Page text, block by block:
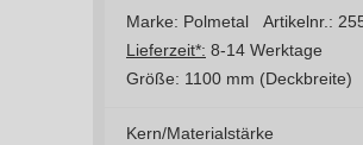
Marke: Polmetal Artikelnr.:
Lieferzeit*: 8-14 Werktage
Größe: 1100 mm (Deckbreite)
Kern/Materialstärke